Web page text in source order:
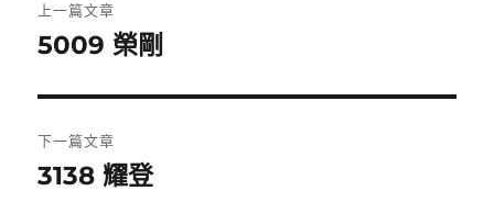
章
覽
上一篇文章
上
篇
文
章:
5009 榮剛
下一篇文章
下
3138 耀登